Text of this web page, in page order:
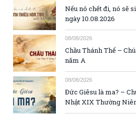
Nếu nó chết đi, nó sẽ
ngày 10.08.2026
08/08/2026
Chầu Thánh Thể –
năm A
08/08/2026
Đức Giêsu là ma? –
Nhật XIX Thường